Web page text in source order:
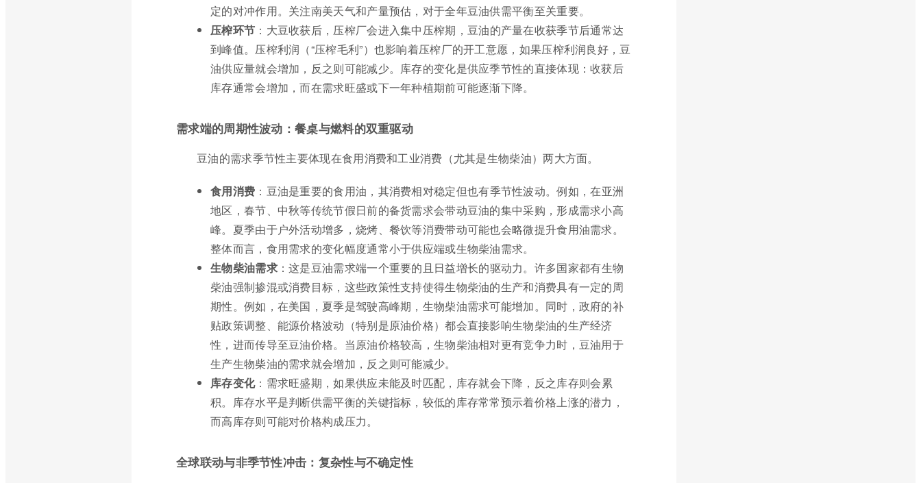
定的对冲作用。关注南美天气和产量预估，对于全年豆油供需平衡至关重要。
压榨环节 ：大豆收获后，压榨厂会进入集中压榨期，豆油的产量在收获季节后通常达
到峰值。压榨利润（“压榨毛利”）也影响着压榨厂的开工意愿，如果压榨利润良好，豆
油供应量就会增加，反之则可能减少。库存的变化是供应季节性的直接体现：收获后
库存通常会增加，而在需求旺盛或下一年种植期前可能逐渐下降。
需求端的周期性波动：餐桌与燃料的双重驱动
豆油的需求季节性主要体现在食用消费和工业消费（尤其是生物柴油）两大方面。
食用消费 ：豆油是重要的食用油，其消费相对稳定但也有季节性波动。例如，在亚洲
地区，春节、中秋等传统节假日前的备货需求会带动豆油的集中采购，形成需求小高
峰。夏季由于户外活动增多，烧烤、餐饮等消费带动可能也会略微提升食用油需求。
整体而言，食用需求的变化幅度通常小于供应端或生物柴油需求。
生物柴油需求：这是豆油需求端一个重要的且日益增长的驱动力。许多国家都有生物
柴油强制掺混或消费目标，这些政策性支持使得生物柴油的生产和消费具有一定的周
期性。例如，在美国，夏季是驾驶高峰期，生物柴油需求可能增加。同时，政府的补
贴政策调整、能源价格波动（特别是原油价格）都会直接影响生物柴油的生产经济
性，进而传导至豆油价格。当原油价格较高，生物柴油相对更有竞争力时，豆油用于
生产生物柴油的需求就会增加，反之则可能减少。
库存变化：需求旺盛期，如果供应未能及时匹配，库存就会下降，反之库存则会累
积。库存水平是判断供需平衡的关键指标，较低的库存常常预示着价格上涨的潜力，
而高库存则可能对价格构成压力。
全球联动与非季节性冲击：复杂性与不确定性